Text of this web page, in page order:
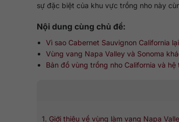
sự đặc biệt của khu vực trồng nho này
Nội dung cùng chủ đề:
Vì sao Cabernet Sauvignon California
Vùng vang Napa Valley và Sonoma
Bản đồ vùng trồng nho California và hệ
1. Giới thiệu về vùng làm vang Napa